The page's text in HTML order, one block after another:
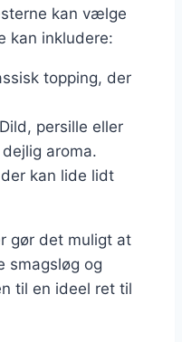
kan vælge
kan inkludere:
topping, der
Dild, persille eller
aroma.
kan lide lidt
gør det muligt at
smagsløg og
til en ideel ret til